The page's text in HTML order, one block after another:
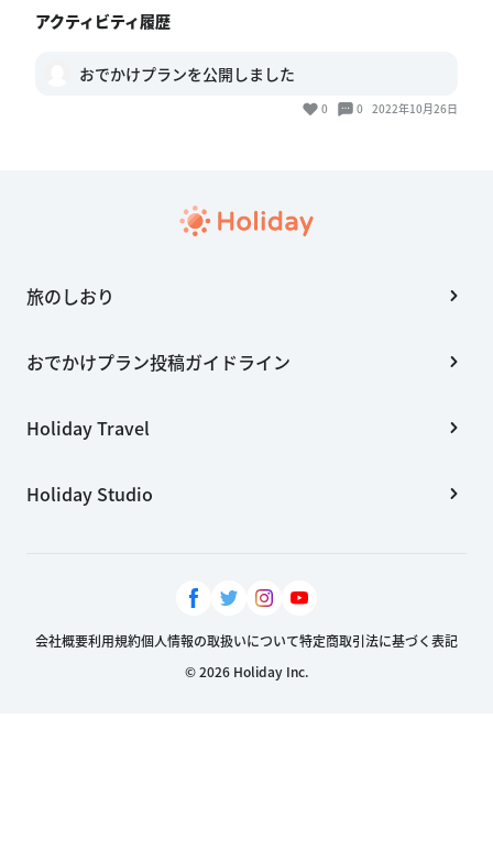
アクティビティ履歴
おでかけプランを公開しました
0 0 2022年10月26日
旅のしおり
おでかけプラン投稿ガイドライン
Holiday Travel
Holiday Studio
会社概要利用規約個人情報の取扱いについて特定商取引法に基づく表記
© 2026 Holiday Inc.